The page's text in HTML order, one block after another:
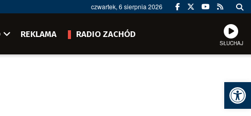
czwartek, 6 sierpnia 2026
REKLAMA RADIO ZACHÓD
SŁUCHAJ